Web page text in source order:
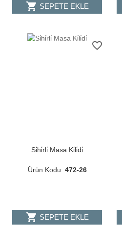
shopping_cart SEPETE EKLE
favorite_border
Si̇hi̇rli̇ Masa Ki̇li̇di̇
Ürün Kodu: 472-26
shopping_cart SEPETE EKLE